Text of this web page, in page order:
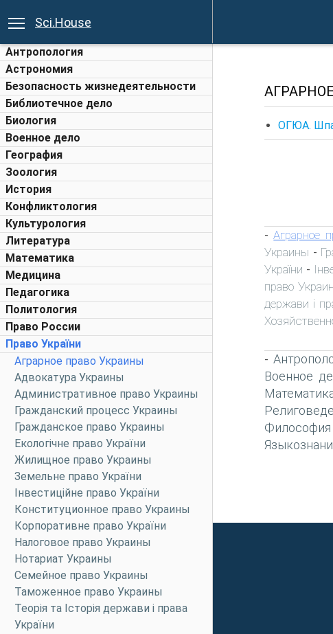
Sci.House
Антропология
Астрономия
Безопасность жизнедеятельности
Библиотечное дело
Биология
Военное дело
География
Зоология
История
Конфликтология
Культурология
Литература
Математика
Медицина
Педагогика
Политология
Право России
Право України
Аграрное право Украины
Адвокатура Украины
Административное право Украины
Гражданский процесс Украины
Гражданское право Украины
Екологічне право України
Жилищное право Украины
Земельне право України
Інвестиційне право України
Конституционное право Украины
Корпоративне право України
Налоговое право Украины
Нотариат Украины
Семейное право Украины
Таможенное право Украины
Теорія та Історія держави і права
України
ОГЮА.
-Аграрное
Украины -
України -
право
держави і
-
Военное
Философия